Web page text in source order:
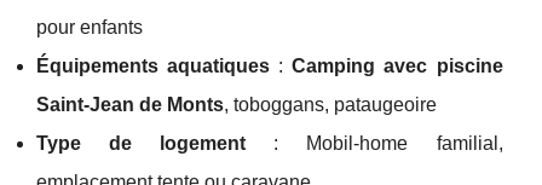
pour enfants
Équipements aquatiques :Camping avec piscine
Saint-Jean de Monts, toboggans, pataugeoire
Type de logement : Mobil-home familial,